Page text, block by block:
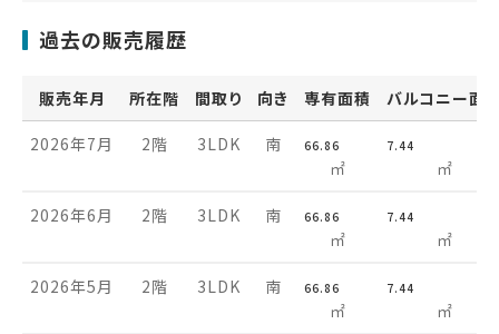
過去の販売履歴
販売年月 所在階 間取り 向き 専有面積 バルコニー面
2026年7月 2階 3LDK 南 66.86
㎡
7.44
㎡
2026年6月 2階 3LDK 南 66.86
㎡
7.44
㎡
2026年5月 2階 3LDK 南 66.86
㎡
7.44
㎡